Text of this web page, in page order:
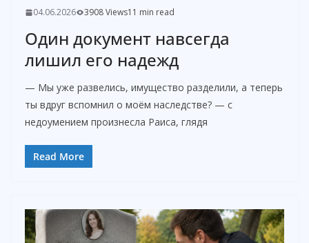
04.06.2026 3908 Views11 min read
Один документ навсегда
лишил его надежд
— Мы уже развелись, имущество разделили, а теперь
ты вдруг вспомнил о моём наследстве? — с
недоумением произнесла Раиса, глядя
Read More